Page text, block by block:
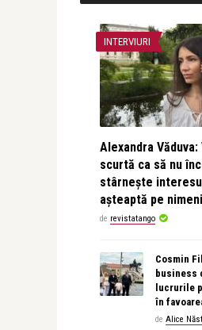
INTERVIURI
Alexandra
scurtă ca să nu
stârnește
așteaptă pe nimeni
de revistatango
Cosmin
business
lucrurile
în
de Alice